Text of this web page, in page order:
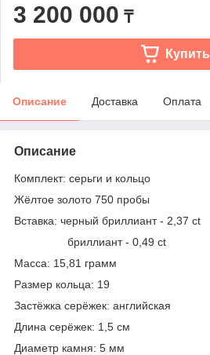
3 200 000 ₸
Купить
Описание Доставка Оплата
Описание
Комплект: серьги и кольцо
Жёлтое золото 750 пробы
Вставка: черный бриллиант - 2,37 ct
бриллиант - 0,49 ct
Масса: 15,81 грамм
Размер кольца: 19
Застёжка серёжек: английская
Длина серёжек: 1,5 см
Диаметр камня: 5 мм